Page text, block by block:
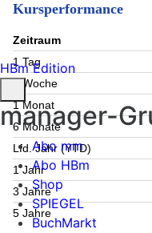
Kursperformance
Zeitraum
1 Tag
1 Woche
1 Monat
6 Monate
Lfd. Jahr (YTD)
1 Jahr
3 Jahre
5 Jahre
HBm Edition
manager-
Abo mm
Abo HBm
Shop
SPIEGEL
BuchMarkt